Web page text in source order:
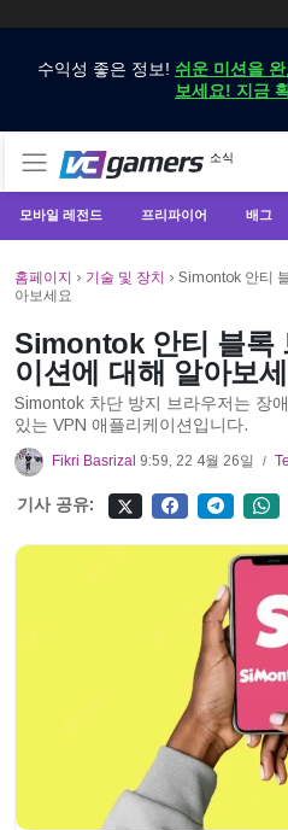
수익성 좋은 정보! 쉬운 미션을
보세요! 지금
소식
VCGamers에
모바일 레전드 프리파이어 배그
홈페이지 › 기술 및 장치 › Simontok 안티
아보세요
Simontok 안티 블록
이션에 대해 알아보
Simontok 차단 방지 브라우저는 장
있는 VPN 애플리케이션입니다.
Fikri Basrizal 9:59, 22 4월 26일 /
기사 공유: